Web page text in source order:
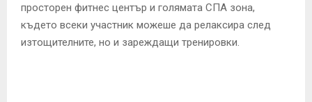
просторен фитнес център и голямата СПА зона,
където всеки участник можеше да релаксира след
изтощителните, но и зареждащи тренировки.